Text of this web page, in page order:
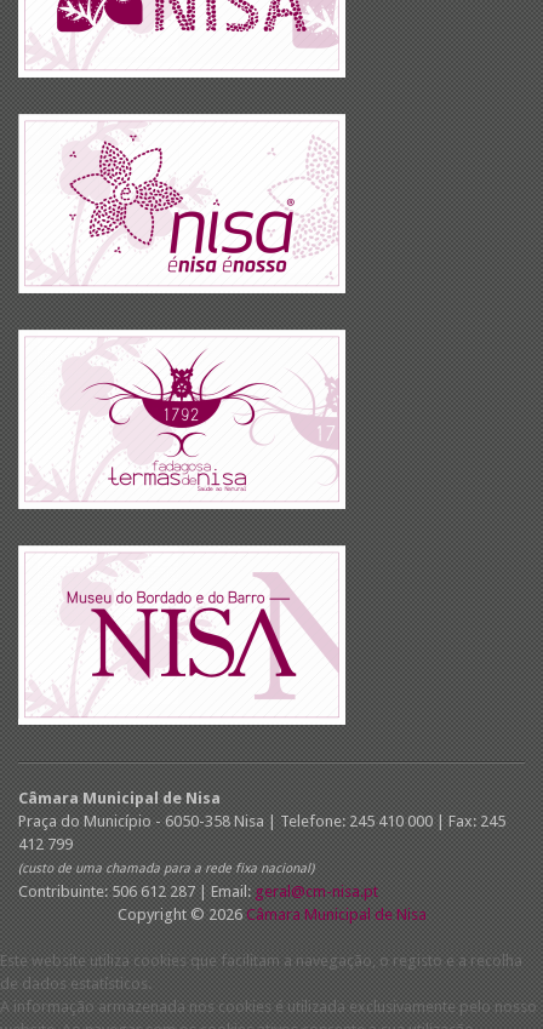
Câmara Municipal de Nisa
Praça do Município - 6050-358 Nisa | Telefone: 245 410 000 | Fax: 245
412 799
(custo de uma chamada para a rede fixa nacional)
Contribuinte: 506 612 287 | Email: geral@cm-nisa.pt
Copyright © 2026 Câmara Municipal de Nisa
Este website utiliza cookies que facilitam a navegação, o registo e a recolha
de dados estatísticos.
A informação armazenada nos cookies é utilizada exclusivamente pelo nosso